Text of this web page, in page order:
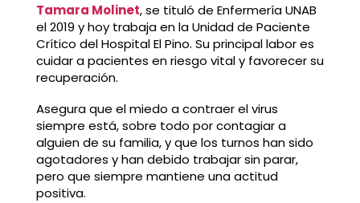
Tamara Molinet, se tituló de Enfermería UNAB
el 2019 y hoy trabaja en la Unidad de Paciente
Crítico del Hospital El Pino. Su principal labor es
cuidar a pacientes en riesgo vital y favorecer su
recuperación.
Asegura que el miedo a contraer el virus
siempre está, sobre todo por contagiar a
alguien de su familia, y que los turnos han sido
agotadores y han debido trabajar sin parar,
pero que siempre mantiene una actitud
positiva.